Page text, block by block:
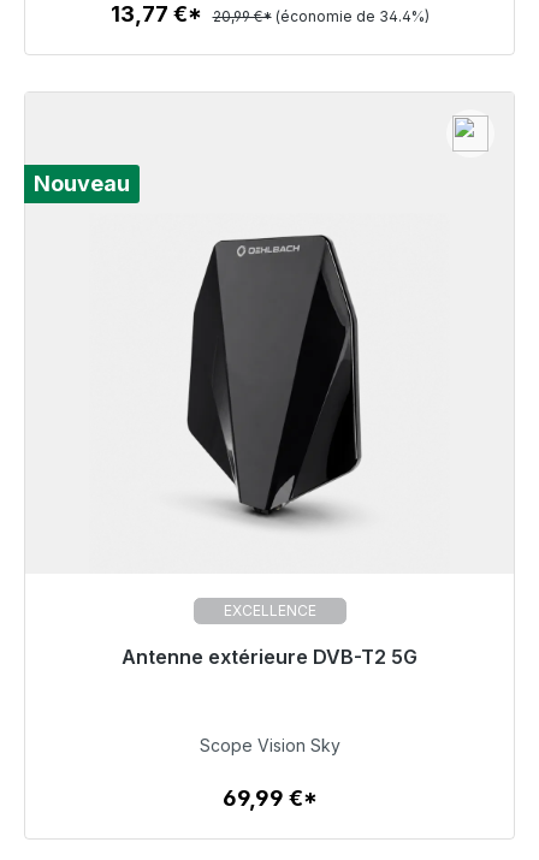
Détails
13,77 €* 20,99 €* (économie de 34.4%)
Nouveau
EXCELLENCE
Antenne extérieure DVB-T2 5G
Prêt à être expédié, délai de livraison 48h*
Détails
Scope Vision Sky
69,99 €*